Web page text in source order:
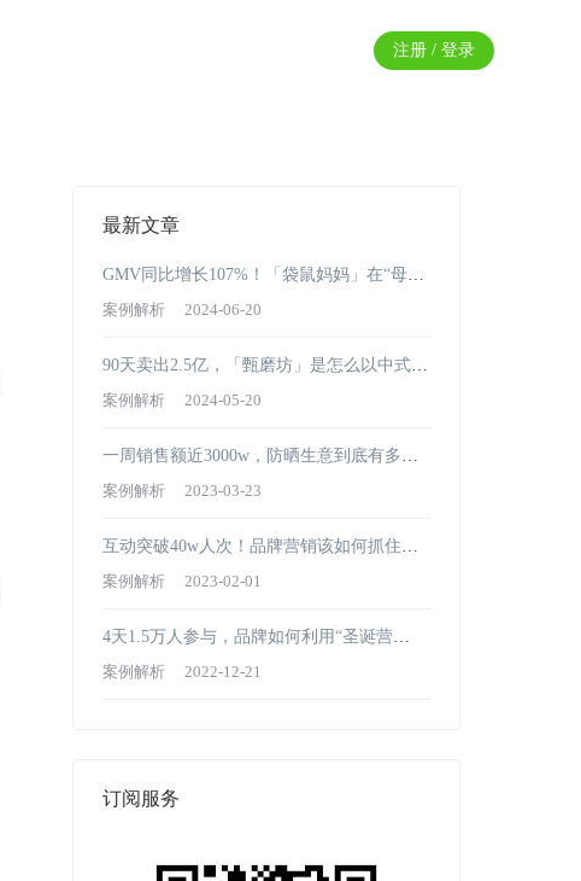
注册 / 登录
最新文章
GMV同比增长107%！「袋鼠妈妈」在“母婴
赛道”上一路长红的秘诀是……
案例解析 2024-06-20
90天卖出2.5亿，「甄磨坊」是怎么以中式养
生斩获市场青睐的？
案例解析 2024-05-20
一周销售额近3000w，防晒生意到底有多好
赚？
案例解析 2023-03-23
互动突破40w人次！品牌营销该如何抓住新
年首波亿级流量？
案例解析 2023-02-01
4天1.5万人参与，品牌如何利用“圣诞营
销”赢得声量销量双爆发？
案例解析 2022-12-21
订阅服务